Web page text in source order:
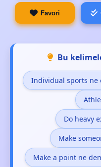
Favori
Bu
Individual sports ne
Do heavy
Make
Make a point ne